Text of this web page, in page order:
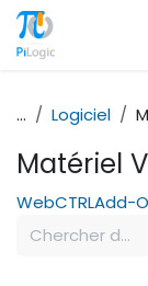
Se rendre au
... Logiciel
Matériel
WebCTRLAdd-